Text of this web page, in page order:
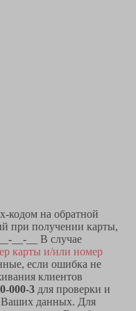
кодом на обратной
при получении карты,
__-__ В случае
карты и/или номер
если ошибка не
клиентов
000-3 для проверки и
Ваших данных. Для